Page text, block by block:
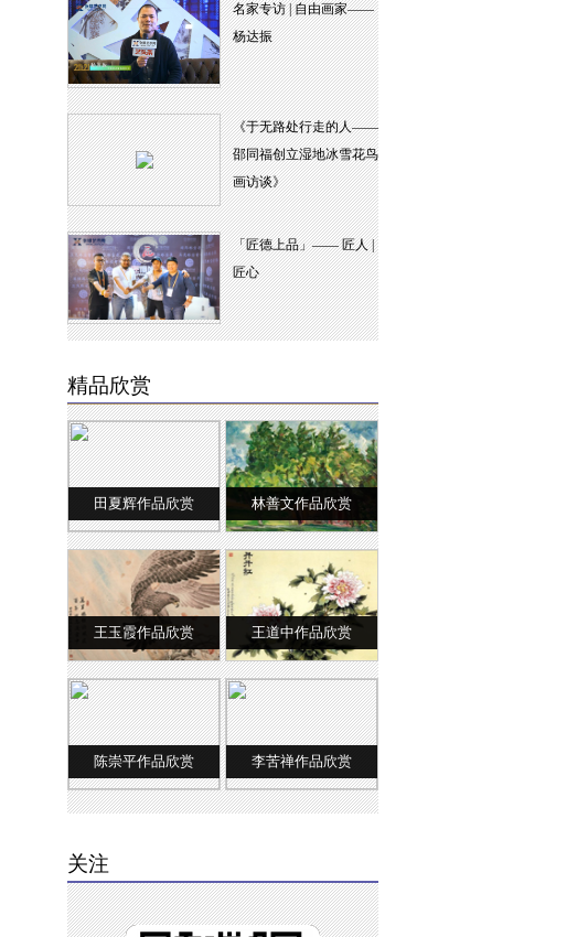
名家专访 | 自由画家——
杨达振
《于无路处行走的人——
邵同福创立湿地冰雪花鸟
画访谈》
「匠德上品」—— 匠人 |
匠心
精品欣赏
田夏辉作品欣赏 林善文作品欣赏
王玉霞作品欣赏 王道中作品欣赏
陈崇平作品欣赏 李苦禅作品欣赏
关注